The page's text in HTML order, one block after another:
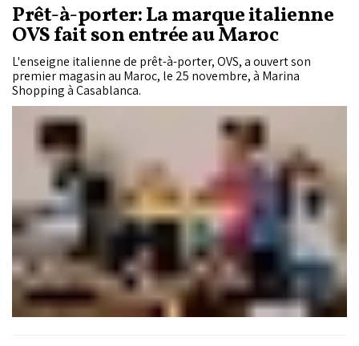
Prêt-à-porter: La marque italienne
OVS fait son entrée au Maroc
L'enseigne italienne de prêt-à-porter, OVS, a ouvert son
premier magasin au Maroc, le 25 novembre, à Marina
Shopping à Casablanca.